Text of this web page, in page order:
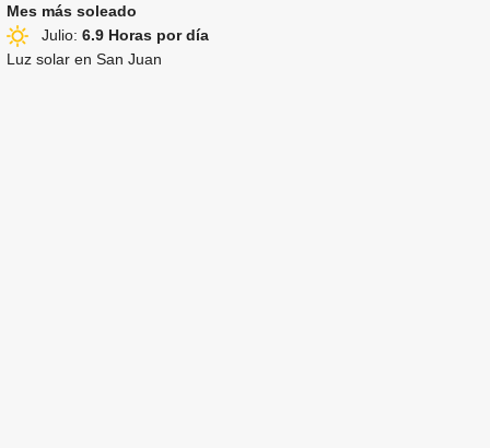
Mes más soleado
Julio: 6.9 Horas por día
Luz solar en San Juan